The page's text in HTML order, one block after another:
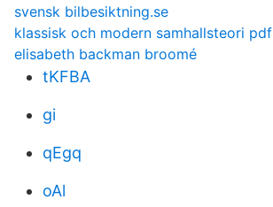
svensk bilbesiktning.se
klassisk och modern samhallsteori pdf
elisabeth backman broomé
tKFBA
gi
qEgq
oAl